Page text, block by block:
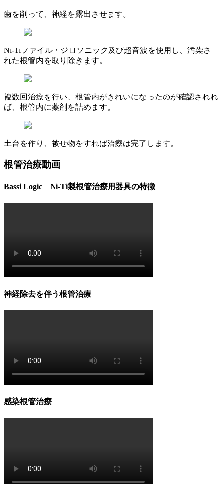
歯を削って、神経を露出させます。
Ni-Tiファイル・ジロソニック及び超音波を使用し、汚染さ
れた根管内を取り除きます。
複数回治療を行い、根管内がきれいになったのが確認されれ
ば、根管内に薬剤を詰めます。
土台を作り、被せ物をすれば治療は完了します。
根管治療動画
Bassi Logic Ni-Ti製根管治療用器具の特徴
神経除去を伴う根管治療
感染根管治療